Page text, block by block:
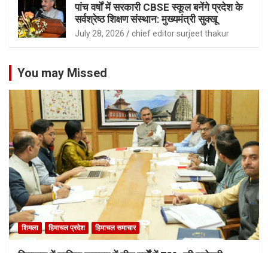
पांच वर्षों में सरकारी CBSE स्कूल बनेंगे प्रदेश के
सर्वश्रेष्ठ शिक्षण संस्थान: मुख्यमंत्री सुक्खू
July 28, 2026 chief editor surjeet thakur
You may Missed
शिमला हिमाचल प्रदेश हिमाचल समाचार